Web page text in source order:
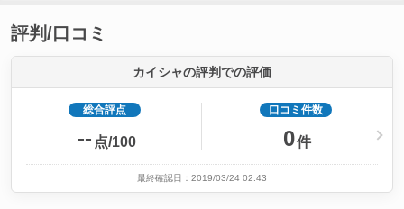
評判/口コミ
カイシャの評判での評価
総合評点
-- 点/100
口コミ件数
0件
最終確認日：2019/03/24 02:43